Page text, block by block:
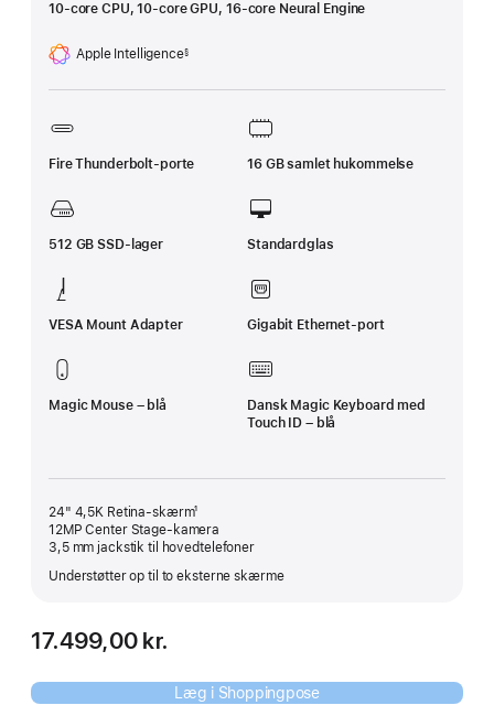
10-core CPU, 10-core GPU, 16-core Neural Engine
Apple Intelligence
Fodnote
§
Fire Thunderbolt-porte 16 GB samlet hukommelse
512 GB SSD-lager Standardglas
VESA Mount Adapter Gigabit Ethernet-port
Magic Mouse – blå
Dansk Magic Keyboard med
Touch ID – blå
24" 4,5K Retina-skærm¹
12MP Center Stage-kamera
3,5 mm jackstik til hovedtelefoner
Understøtter op til to eksterne skærme
17.499,00 kr.
Læg i Shoppingpose